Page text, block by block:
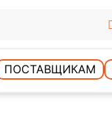
ПОСТАВЩИКАМ